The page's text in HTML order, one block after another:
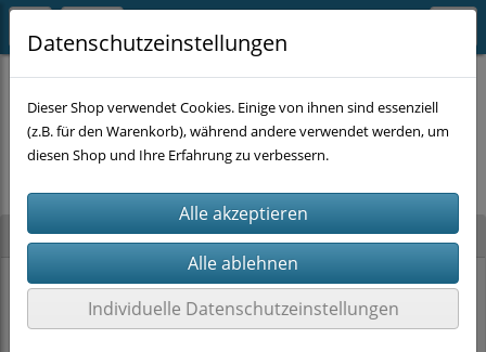
Neu im Shop
MILWAUKEE Hammerbohrer SDS-plus MX4 [zum auswählen]
3,50 €
Es wurden leider keine Produkte gefunden.
Datenschutzeinstellungen
Dieser Shop verwendet Cookies. Einige von ihnen sind essenziell
(z.B. für den Warenkorb), während andere verwendet werden, um
diesen Shop und Ihre Erfahrung zu verbessern.
Individuelle Datenschutzeinstellungen